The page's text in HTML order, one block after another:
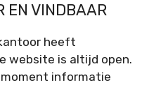
EN VINDBAAR
heeft
website is altijd open.
informatie